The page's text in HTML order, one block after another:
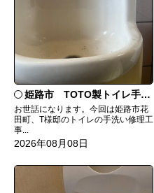
姫路市 TOTO製トイレ手洗いの水漏れ修理
お世話になります。今回は姫路市花
田町、T様邸のトイレの手洗い修理工
事...
2026年08月08日